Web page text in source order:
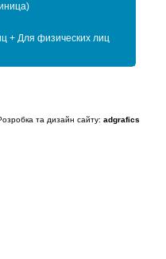
+ Для физических лиц
та дизайн сайту: adgrafics